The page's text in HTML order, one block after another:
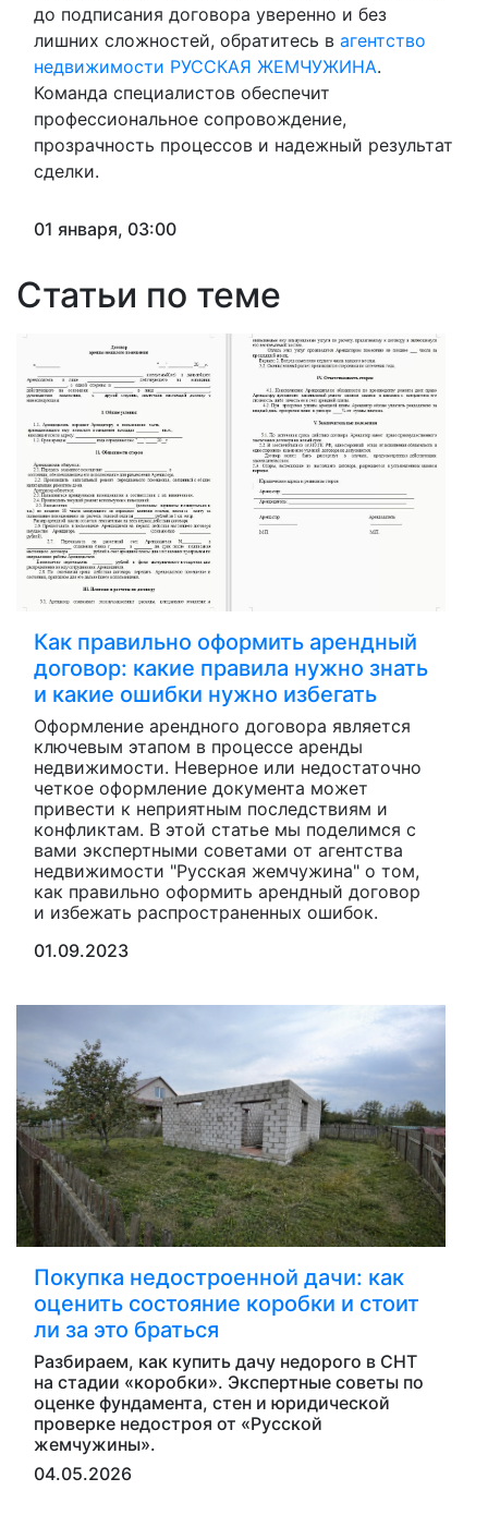
до подписания договора уверенно и без
лишних сложностей, обратитесь в агентство
недвижимости РУССКАЯ ЖЕМЧУЖИНА.
Команда специалистов обеспечит
профессиональное сопровождение,
прозрачность процессов и надежный результат
сделки.
01 января, 03:00
Статьи по теме
Как правильно оформить арендный
договор: какие правила нужно знать
и какие ошибки нужно избегать
Оформление арендного договора является
ключевым этапом в процессе аренды
недвижимости. Неверное или недостаточно
четкое оформление документа может
привести к неприятным последствиям и
конфликтам. В этой статье мы поделимся с
вами экспертными советами от агентства
недвижимости "Русская жемчужина" о том,
как правильно оформить арендный договор
и избежать распространенных ошибок.
01.09.2023
Покупка недостроенной дачи: как
оценить состояние коробки и стоит
ли за это браться
Разбираем, как купить дачу недорого в СНТ
на стадии «коробки». Экспертные советы по
оценке фундамента, стен и юридической
проверке недостроя от «Русской
жемчужины».
04.05.2026